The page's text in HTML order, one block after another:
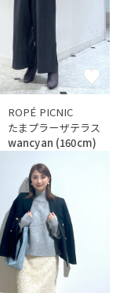
ROPÉ PICNIC
たまプラーザテラス
wancyan (160cm)